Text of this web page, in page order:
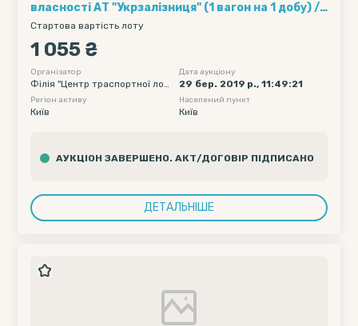
власності АТ "Укрзалізниця" (1 вагон на 1 добу) ///
Кількість вагонів - 15, Рухомий склад - Хопер-
зерновози, Обмеження полігону навантаження -
без обмеження, Дата подачі вагону початкова -
2019-04-14 00:00, Дата подачі вагону кінцева -
2019-04-18 23:55
Стартова вартість лоту
1 055 ₴
Організатор
Філія "Центр траспортної логі
стики" ПАТ "Укрзалізниця"
Дата аукціону
29 бер. 2019 р., 11:49:21
Регіон активу
Київ
Населений пункт
Київ
АУКЦІОН ЗАВЕРШЕНО. АКТ/ДОГОВІР ПІДПИСАНО
ДЕТАЛЬНІШЕ